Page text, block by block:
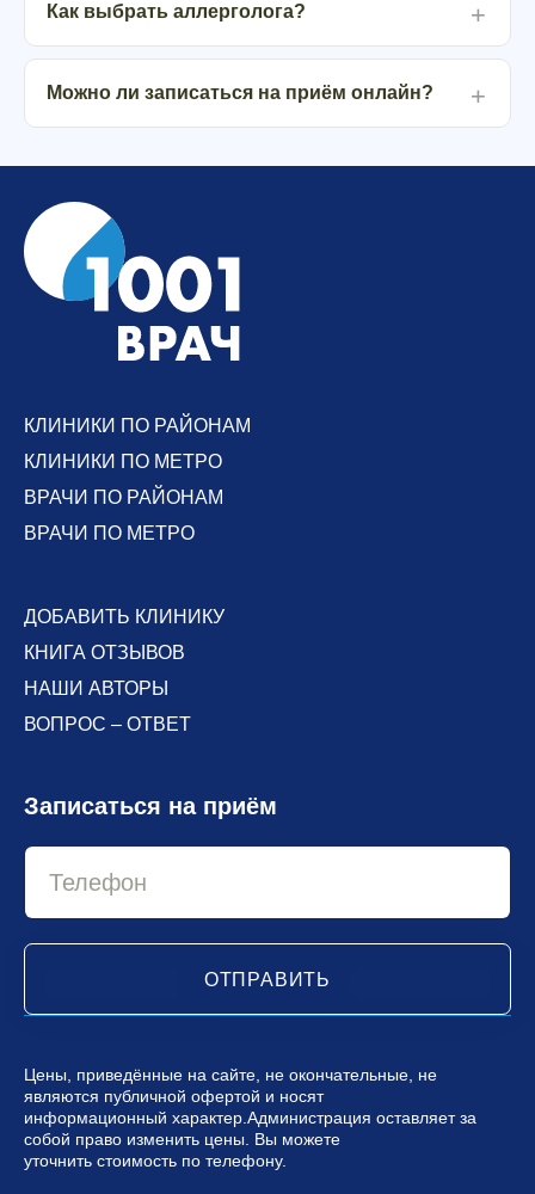
Как выбрать аллерголога?
Можно ли записаться на приём онлайн?
КЛИНИКИ ПО РАЙОНАМ
КЛИНИКИ ПО МЕТРО
ВРАЧИ ПО РАЙОНАМ
ВРАЧИ ПО МЕТРО
ДОБАВИТЬ КЛИНИКУ
КНИГА ОТЗЫВОВ
НАШИ АВТОРЫ
ВОПРОС – ОТВЕТ
Записаться на приём
ОТПРАВИТЬ
Цены, приведённые на сайте, не окончательные, не
являются публичной офертой и носят
информационный характер.Администрация оставляет за
собой право изменить цены. Вы можете
уточнить стоимость по телефону.